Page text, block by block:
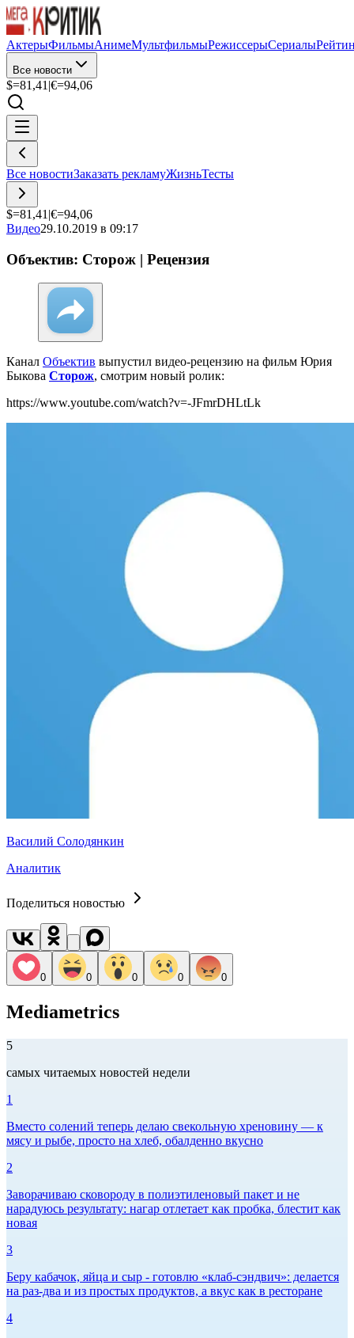
АктерыФильмыАнимеМультфильмыРежиссерыСериалы
Все новости
$=81,41 |€=94,06
Все новостиЗаказать рекламуЖизньТесты
$=81,41 |€=94,06
Видео29.10.2019 в 09:17
Объектив: Cторож | Рецензия
Канал Объектив выпустил видео-рецензию на фильм Юрия
Быкова Сторож, смотрим новый ролик:
https://www.youtube.com/watch?v=-JFmrDHLtLk
Василий Солодянкин
Аналитик
Поделиться новостью
0 0 0 0 0
Mediametrics
5
самых читаемых новостей недели
1
Вместо солений теперь делаю свекольную хреновину — к
мясу и рыбе, просто на хлеб, обалденно вкусно
2
Заворачиваю сковороду в полиэтиленовый пакет и не
нарадуюсь результату: нагар отлетает как пробка, блестит как
новая
3
Беру кабачок, яйца и сыр - готовлю «клаб-сэндвич»: делается
на раз-два и из простых продуктов, а вкус как в ресторане
4